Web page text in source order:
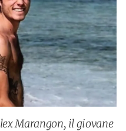
Marangon, il giovane